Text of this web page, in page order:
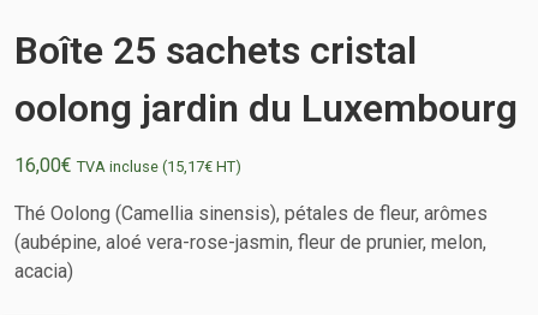
Boîte 25 sachets cristal
oolong jardin du Luxembourg
16,00€ TVA incluse (15,17€ HT)
Thé Oolong (Camellia sinensis), pétales de fleur, arômes
(aubépine, aloé vera-rose-jasmin, fleur de prunier, melon,
acacia)